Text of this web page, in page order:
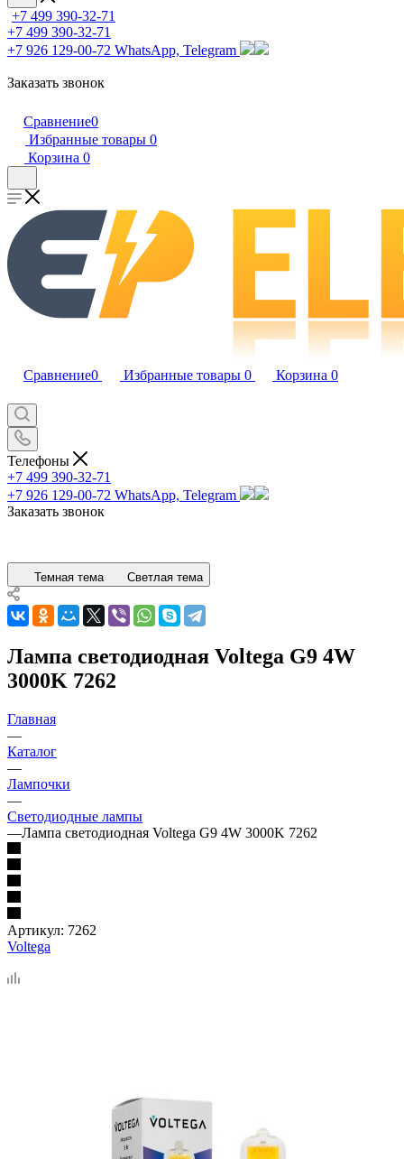
+7 499 390-32-71
+7 499 390-32-71
+7 926 129-00-72 WhatsApp, Telegram
Заказать звонок
Сравнение0
Избранные товары 0
Корзина 0
Сравнение0 Избранные товары 0 Корзина 0
Телефоны
+7 499 390-32-71
+7 926 129-00-72 WhatsApp, Telegram
Заказать звонок
Темная тема Светлая тема
Лампа светодиодная Voltega G9 4W
3000K 7262
Главная
—
Каталог
—
Лампочки
—
Светодиодные лампы
—Лампа светодиодная Voltega G9 4W 3000K 7262
Артикул: 7262
Voltega